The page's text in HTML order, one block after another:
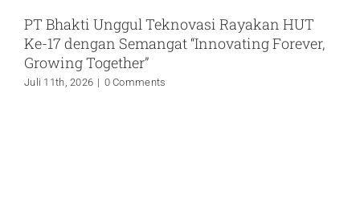
PT Bhakti Unggul Teknovasi Rayakan HUT
Ke-17 dengan Semangat “Innovating Forever,
Growing Together”
Juli 11th, 2026 | 0 Comments